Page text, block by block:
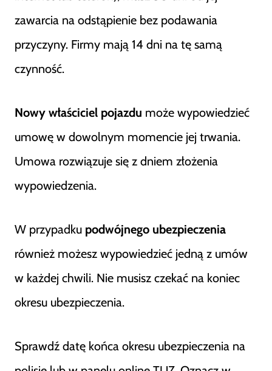
zawarcia na odstąpienie bez podawania
przyczyny. Firmy mają 14 dni na tę samą
czynność.
Nowy właściciel pojazdu może wypowiedzieć
umowę w dowolnym momencie jej trwania.
Umowa rozwiązuje się z dniem złożenia
wypowiedzenia.
W przypadku podwójnego ubezpieczenia
również możesz wypowiedzieć jedną z umów
w każdej chwili. Nie musisz czekać na koniec
okresu ubezpieczenia.
Sprawdź datę końca okresu ubezpieczenia na